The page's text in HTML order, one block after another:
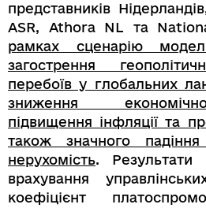
представників
ASR, Athora NL та
рамках сценарію
загострення
перебоїв у глобальних
зниження
підвищення інфляції та
також значного
нерухомість.
врахування
коефіцієнт